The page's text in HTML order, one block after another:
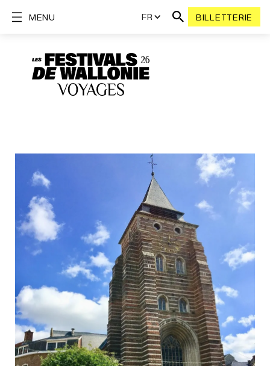
FR BILLETTERIE
MENU